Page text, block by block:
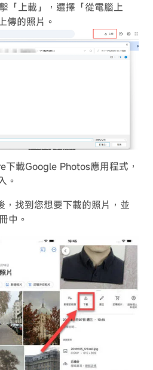
「上載」，選擇「從電腦上
傳的照片。
載Google Photos應用程式，
。
，找到您想要下載的照片，並
中。